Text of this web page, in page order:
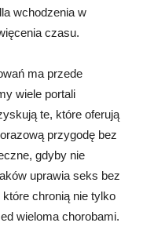
wchodzenia w
czasu.
ma przede
wiele portali
te, które oferują
przygodę bez
gdyby nie
uprawia seks bez
chronią nie tylko
wieloma chorobami.